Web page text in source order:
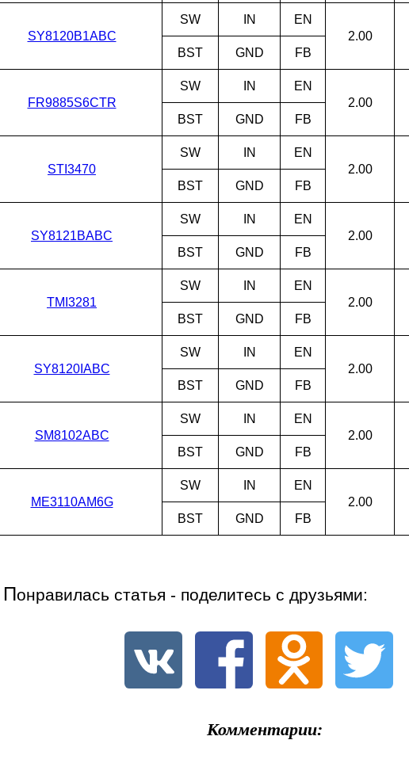
SY8120B1ABC
SW IN
EN
2.00
BST
GND FB
FR9885S6CTR
SW IN
EN
2.00
BST
GND FB
STI3470
SW IN
EN
2.00
BST
GND FB
SY8121BABC
SW IN
EN
2.00
BST
GND FB
TMI3281
SW IN
EN
2.00
BST
GND FB
SY8120IABC
SW IN
EN
2.00
BST
GND FB
SM8102ABC
SW IN
EN
2.00
BST
GND FB
ME3110AM6G
SW IN
EN
2.00
BST
GND FB
Понравилась статья - поделитесь с друзьями:
Комментарии: